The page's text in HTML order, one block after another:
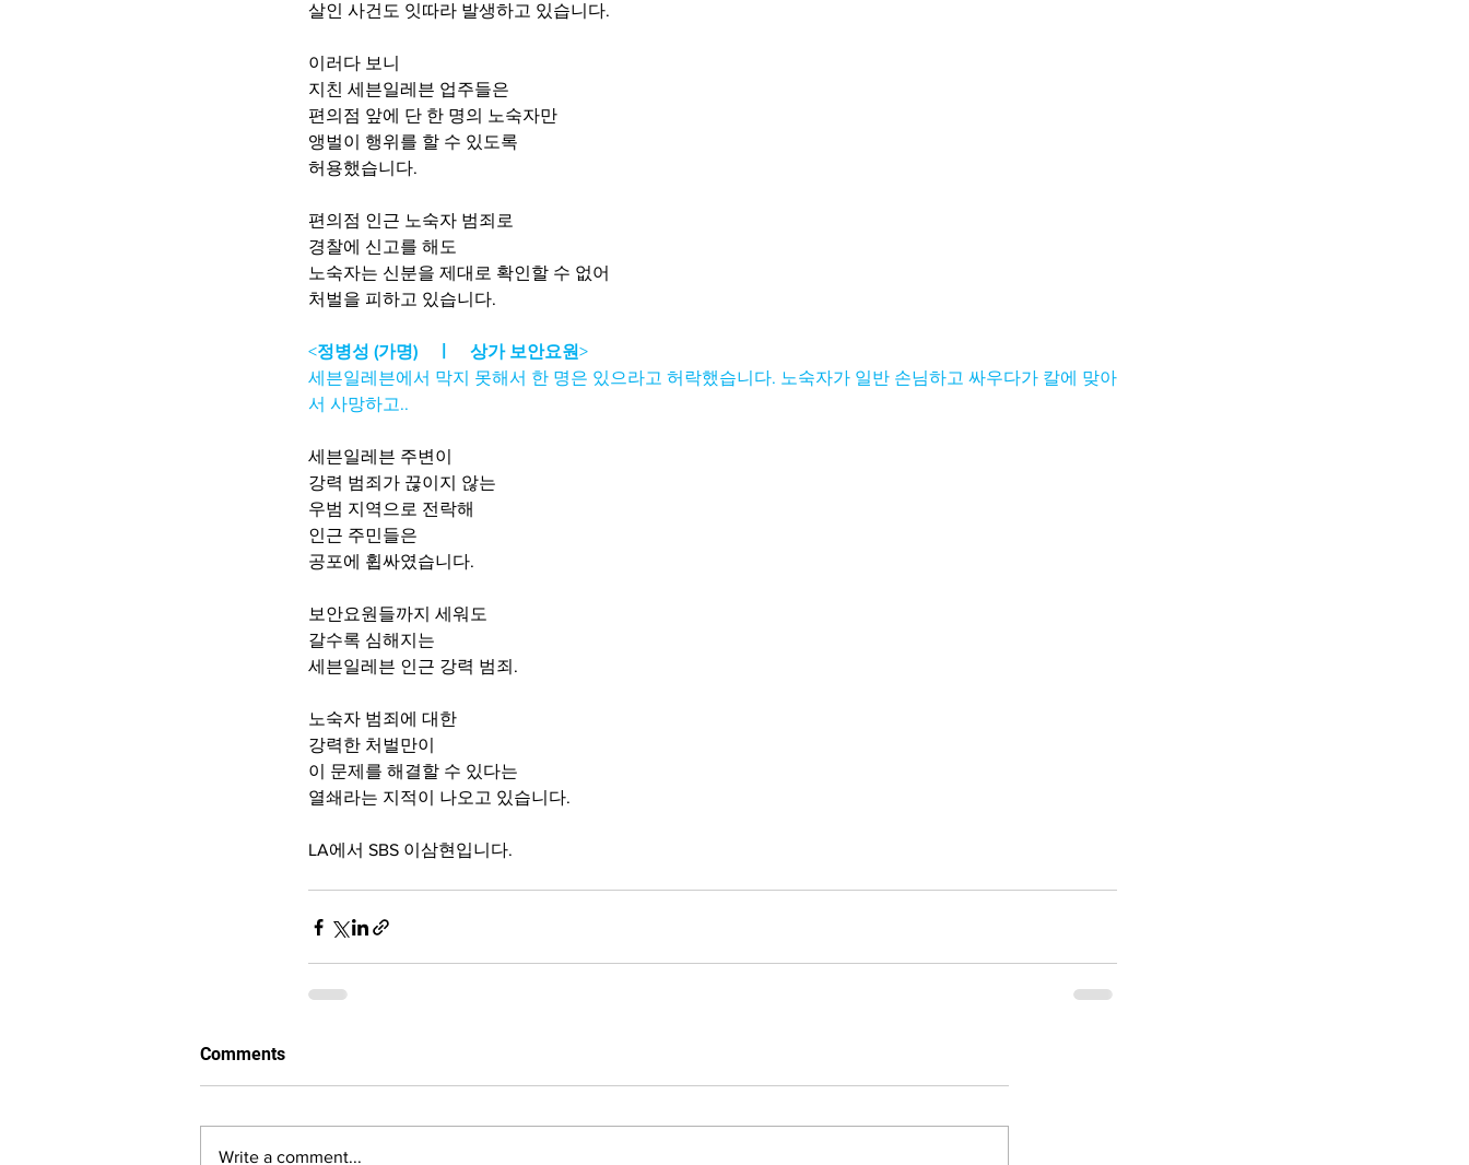
살인 사건도 잇따라 발생하고 있습니다.
이러다 보니
지친 세븐일레븐 업주들은
편의점 앞에 단 한 명의 노숙자만
앵벌이 행위를 할 수 있도록
허용했습니다.
편의점 인근 노숙자 범죄로
경찰에 신고를 해도
노숙자는 신분을 제대로 확인할 수 없어
처벌을 피하고 있습니다.
<정병성 (가명)    ㅣ    상가 보안요원>
세븐일레븐에서 막지 못해서 한 명은 있으라고 허락했습니다. 노숙자가 일반 손님하고 싸우다가 칼에 맞아
서 사망하고..
세븐일레븐 주변이
강력 범죄가 끊이지 않는
우범 지역으로 전락해
인근 주민들은
공포에 휩싸였습니다.
보안요원들까지 세워도
갈수록 심해지는
세븐일레븐 인근 강력 범죄.
노숙자 범죄에 대한
강력한 처벌만이
이 문제를 해결할 수 있다는
열쇄라는 지적이 나오고 있습니다.
LA에서 SBS 이삼현입니다.
Comments
Write a comment...